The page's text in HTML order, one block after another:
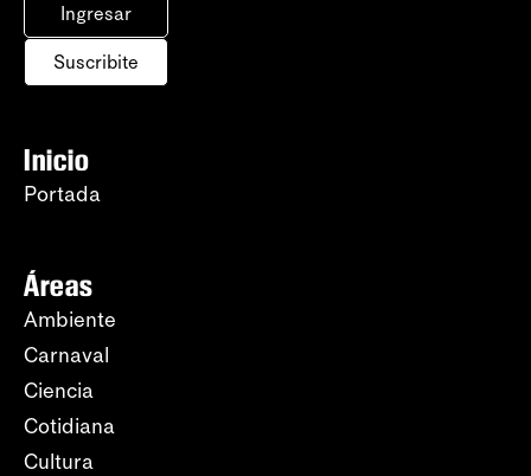
Ingresar
Suscribite
Inicio
Portada
Áreas
Ambiente
Carnaval
Ciencia
Cotidiana
Cultura